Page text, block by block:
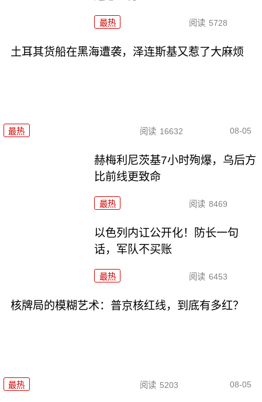
最热 阅读 5728
土耳其货船在黑海遭袭，泽连斯基又惹了大麻烦
最热 阅读 16632 08-05
赫梅利尼茨基7小时殉爆，乌后方
比前线更致命
最热 阅读 8469
以色列内讧公开化！防长一句
话，军队不买账
最热 阅读 6453
核牌局的模糊艺术：普京核红线，到底有多红？
最热 阅读 5203 08-05